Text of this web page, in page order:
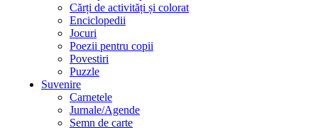
Cărți de activități și colorat
Enciclopedii
Jocuri
Poezii pentru copii
Povestiri
Puzzle
Suvenire
Carnetele
Jurnale/Agende
Semn de carte